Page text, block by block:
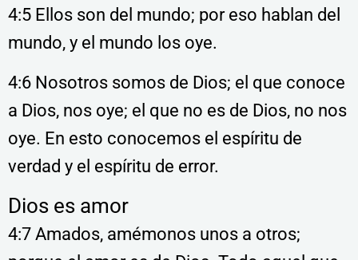
4:5 Ellos son del mundo; por eso hablan del
mundo, y el mundo los oye.
4:6 Nosotros somos de Dios; el que conoce
a Dios, nos oye; el que no es de Dios, no nos
oye. En esto conocemos el espíritu de
verdad y el espíritu de error.
Dios es amor
4:7 Amados, amémonos unos a otros;